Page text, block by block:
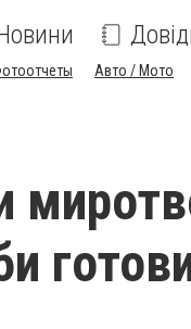
Авто / Мото